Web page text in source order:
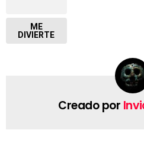
ME
DIVIERTE
Creado por